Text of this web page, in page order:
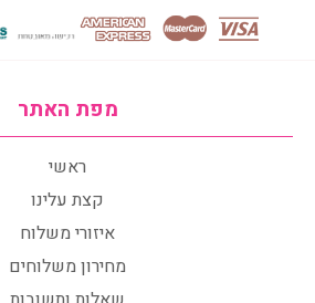
מפת האתר
ראשי
קצת עלינו
איזורי משלוח
מחירון משלוחים